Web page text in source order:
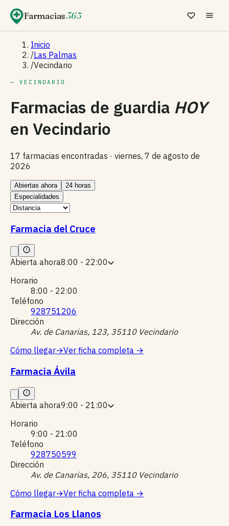
Farmacias365
Inicio
/Las Palmas
/Vecindario
— VECINDARIO
Farmacias de guardia HOY
en Vecindario
17 farmacias encontradas · viernes, 7 de agosto de
2026
Abiertas ahora
24 horas
Especialidades
Farmacia del Cruce
Abierta ahora8:00 - 22:00
Horario
8:00 - 22:00
Teléfono
928751206
Dirección
Av. de Canarias, 123, 35110 Vecindario
Cómo llegar→Ver ficha completa →
Farmacia Ávila
Abierta ahora9:00 - 21:00
Horario
9:00 - 21:00
Teléfono
928750599
Dirección
Av. de Canarias, 206, 35110 Vecindario
Cómo llegar→Ver ficha completa →
Farmacia Los Llanos